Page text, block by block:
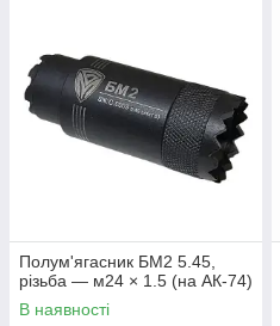
Полум'ягасник БМ2 5.45,
різьба — м24 × 1.5 (на АК-74)
В наявності